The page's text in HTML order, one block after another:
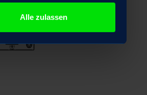
Alle zulassen